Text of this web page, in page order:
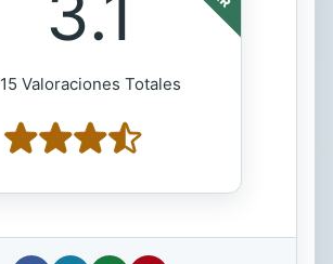
15 Valoraciones Totales